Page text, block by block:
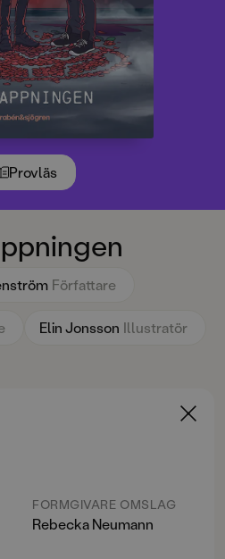
Provläs
Författare
Elin Jonsson Illustratör
FORMGIVARE OMSLAG
Rebecka Neumann